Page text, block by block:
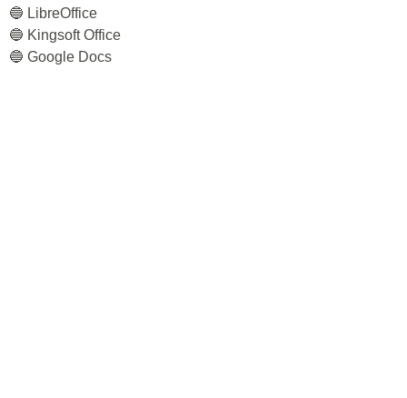
🔵 LibreOffice
🔵 Kingsoft Office
🔵 Google Docs